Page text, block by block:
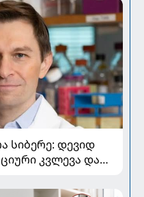
სიბერე: დევიდ
კვლევა და